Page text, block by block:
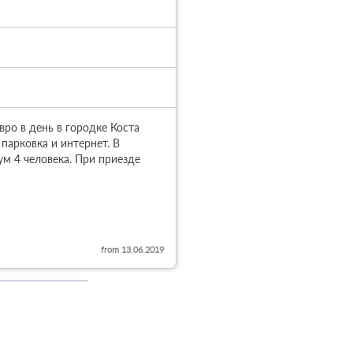
в день в городке Коста
и интернет. В
4 человека. При приезде
from 13.06.2019